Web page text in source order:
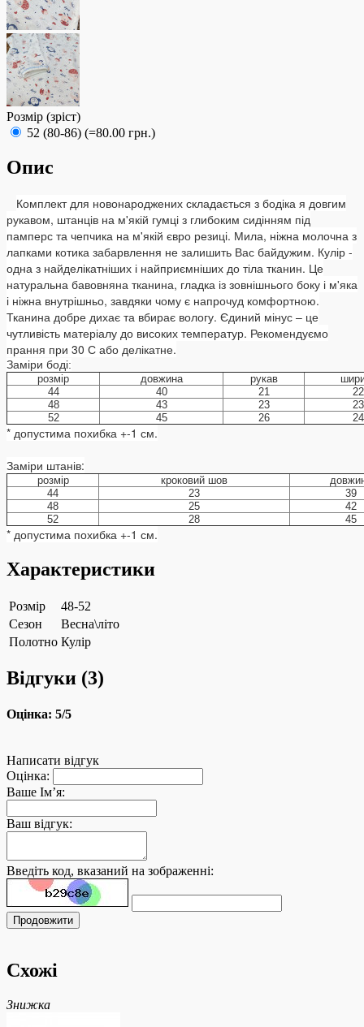
Розмір (зріст)
52 (80-86) (=80.00 грн.)
Опис
Комплект для новонароджених складається з бодіка я довгим
рукавом, штанців на м'якій гумці з глибоким сидінням під
памперс та чепчика на м'якій євро резиці. Мила, ніжна молочна з
лапками котика забарвлення не залишить Вас байдужим. Кулір -
одна з найделікатніших і найприємніших до тіла тканин. Це
натуральна бавовняна тканина, гладка із зовнішнього боку і м'яка
і ніжна внутрішньо, завдяки чому є напрочуд комфортною.
Тканина добре дихає та вбирає вологу. Єдиний мінус – це
чутливість матеріалу до високих температур. Рекомендуємо
прання при 30 С або делікатне.
Заміри боді:
розмір довжина рукав
44
40 21
22
48
43 23
23
52
45 26 24
* допустима похибка +-1 см.
Заміри штанів:
розмір кроковий шов
44
23
39
48
25
42
52
28 45
* допустима похибка +-1 см.
Характеристики
Розмір
48-52
Сезон
Весна\літо
Полотно Кулір
Відгуки (3)
Оцінка: 5/5
Написати відгук
Оцінка:
Ваше Ім’я:
Ваш відгук:
Введіть код, вказаний на зображенні:
Продовжити
Схожі
Знижка